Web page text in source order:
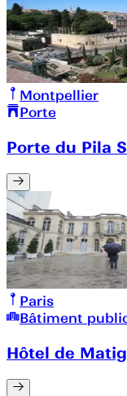
Montpellier
Porte
Porte du Pila
Paris
Bâtiment
Hôtel de